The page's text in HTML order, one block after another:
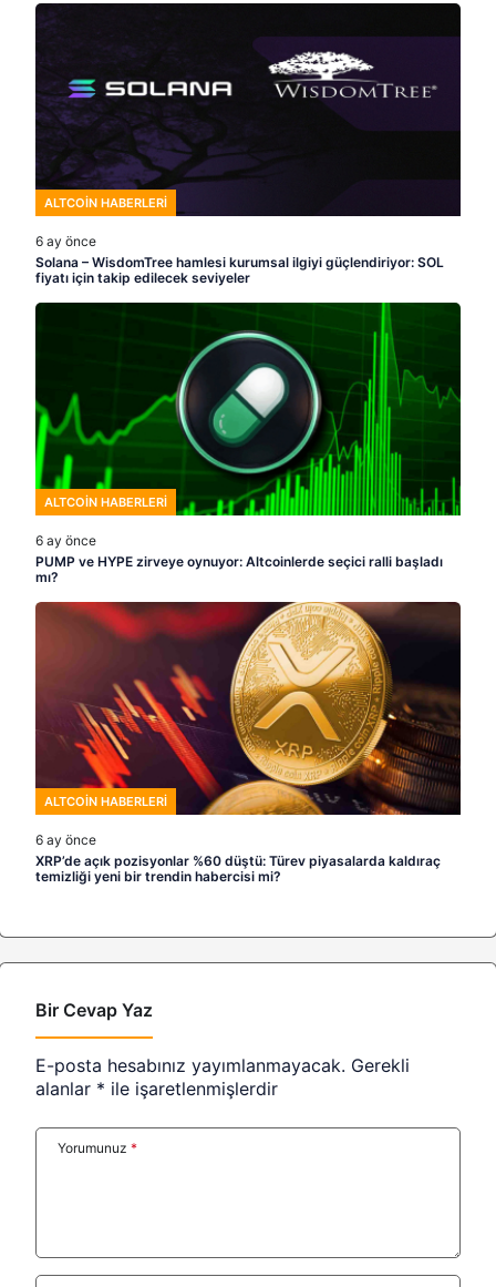
ALTCOIN HABERLERI
6 ay önce
Solana – WisdomTree hamlesi kurumsal ilgiyi güçlendiriyor: SOL
fiyatı için takip edilecek seviyeler
ALTCOIN HABERLERI
6 ay önce
PUMP ve HYPE zirveye oynuyor: Altcoinlerde seçici ralli başladı
mı?
ALTCOIN HABERLERI
6 ay önce
XRP’de açık pozisyonlar %60 düştü: Türev piyasalarda kaldıraç
temizliği yeni bir trendin habercisi mi?
Bir Cevap Yaz
E-posta hesabınız yayımlanmayacak. Gerekli
alanlar * ile işaretlenmişlerdir
Yorumunuz *